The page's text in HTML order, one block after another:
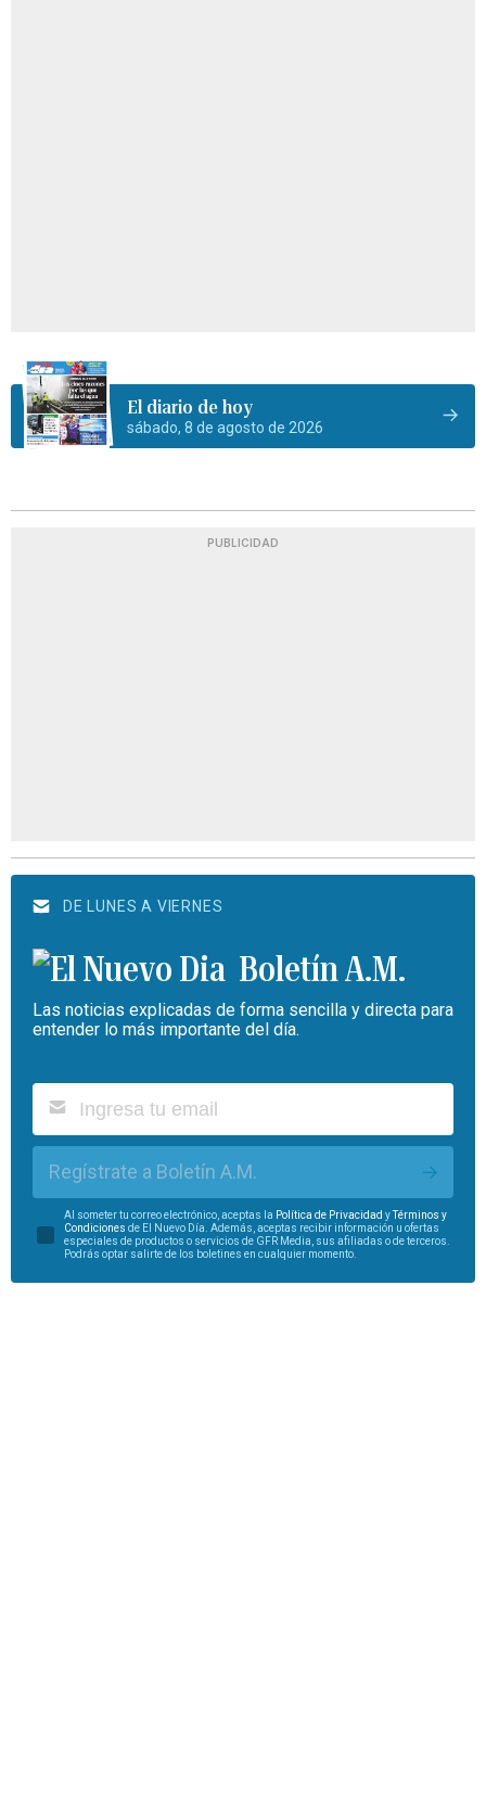
El diario de hoy
sábado, 8 de agosto de 2026
PUBLICIDAD
DE LUNES A VIERNES
Boletín A.M.
Las noticias explicadas de forma sencilla y directa para
entender lo más importante del día.
Regístrate a Boletín A.M.
Al someter tu correo electrónico, aceptas la Política de Privacidad y
Términos y
Condiciones de El Nuevo Día. Además, aceptas recibir información u ofertas
especiales de productos o servicios de GFR Media, sus afiliadas o de terceros.
Podrás optar salirte de los boletines en cualquier momento.